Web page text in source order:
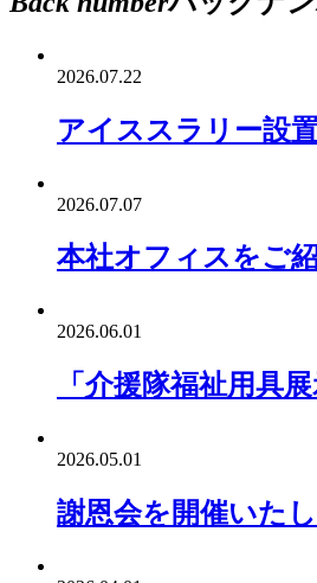
2026.07.22
アイススラリー設
2026.07.07
本社オフィスをご
2026.06.01
「介援隊福祉用具
2026.05.01
謝恩会を開催いた